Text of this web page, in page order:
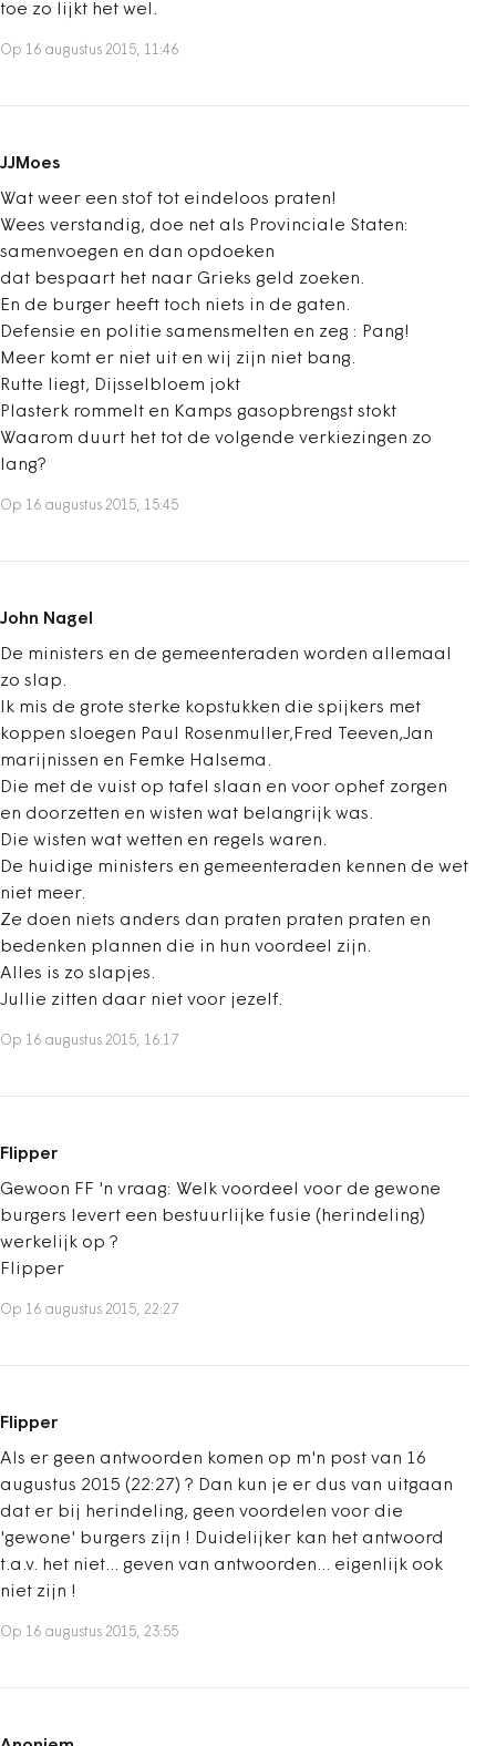
toe zo lijkt het wel.
Op 16 augustus 2015, 11:46
JJMoes
Wat weer een stof tot eindeloos praten!
Wees verstandig, doe net als Provinciale Staten:
samenvoegen en dan opdoeken
dat bespaart het naar Grieks geld zoeken.
En de burger heeft toch niets in de gaten.
Defensie en politie samensmelten en zeg : Pang!
Meer komt er niet uit en wij zijn niet bang.
Rutte liegt, Dijsselbloem jokt
Plasterk rommelt en Kamps gasopbrengst stokt
Waarom duurt het tot de volgende verkiezingen zo
lang?
Op 16 augustus 2015, 15:45
John Nagel
De ministers en de gemeenteraden worden allemaal
zo slap.
Ik mis de grote sterke kopstukken die spijkers met
koppen sloegen Paul Rosenmuller,Fred Teeven,Jan
marijnissen en Femke Halsema.
Die met de vuist op tafel slaan en voor ophef zorgen
en doorzetten en wisten wat belangrijk was.
Die wisten wat wetten en regels waren.
De huidige ministers en gemeenteraden kennen de wet
niet meer.
Ze doen niets anders dan praten praten praten en
bedenken plannen die in hun voordeel zijn.
Alles is zo slapjes.
Jullie zitten daar niet voor jezelf.
Op 16 augustus 2015, 16:17
Flipper
Gewoon FF 'n vraag: Welk voordeel voor de gewone
burgers levert een bestuurlijke fusie (herindeling)
werkelijk op ?
Flipper
Op 16 augustus 2015, 22:27
Flipper
Als er geen antwoorden komen op m'n post van 16
augustus 2015 (22:27) ? Dan kun je er dus van uitgaan
dat er bij herindeling, geen voordelen voor die
'gewone' burgers zijn ! Duidelijker kan het antwoord
t.a.v. het niet... geven van antwoorden... eigenlijk ook
niet zijn !
Op 16 augustus 2015, 23:55